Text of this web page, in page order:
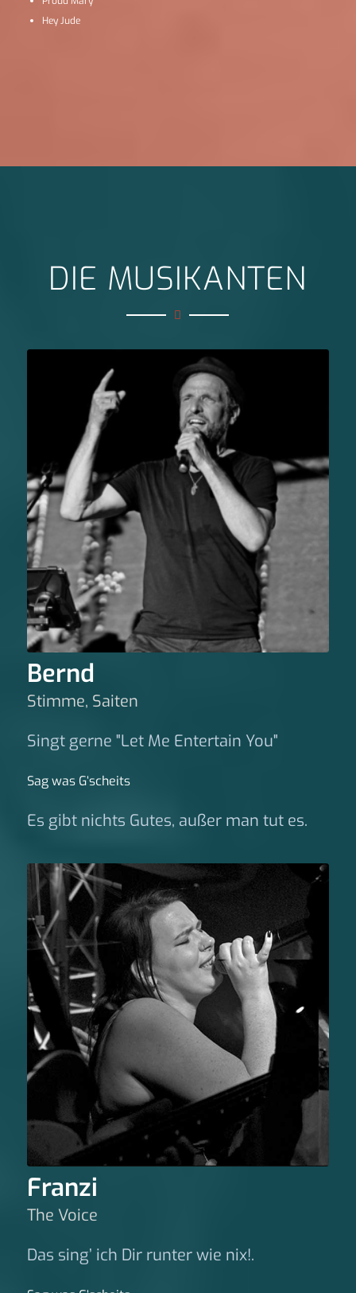
Hey Jude
DIE MUSIKANTEN
Bernd
Stimme, Saiten
Singt gerne "Let Me Entertain You"
Sag was G‘scheits
Es gibt nichts Gutes, außer man tut es.
Franzi
The Voice
Das sing’ ich Dir runter wie nix!.